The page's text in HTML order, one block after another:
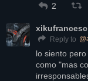
2
xikufrancesc
Reply to @
lo siento
como "mas